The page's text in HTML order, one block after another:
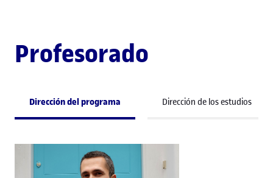
Profesorado
Dirección del programa Dirección de los estudios